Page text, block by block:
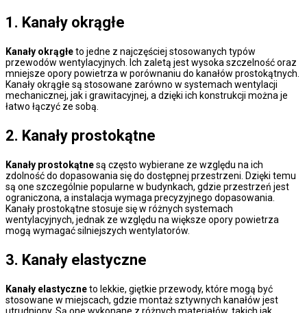
1. Kanały okrągłe
Kanały okrągłeto jedne z najczęściej stosowanych typów
przewodów wentylacyjnych. Ich zaletą jest wysoka szczelność oraz
mniejsze opory powietrza w porównaniu do kanałów prostokątnych.
Kanały okrągłe są stosowane zarówno w systemach wentylacji
mechanicznej, jak i grawitacyjnej, a dzięki ich konstrukcji można je
łatwo łączyć ze sobą.
2. Kanały prostokątne
Kanały prostokątnesą często wybierane ze względu na ich
zdolność do dopasowania się do dostępnej przestrzeni. Dzięki temu
są one szczególnie popularne w budynkach, gdzie przestrzeń jest
ograniczona, a instalacja wymaga precyzyjnego dopasowania.
Kanały prostokątne stosuje się w różnych systemach
wentylacyjnych, jednak ze względu na większe opory powietrza
mogą wymagać silniejszych wentylatorów.
3. Kanały elastyczne
Kanały elastyczneto lekkie, giętkie przewody, które mogą być
stosowane w miejscach, gdzie montaż sztywnych kanałów jest